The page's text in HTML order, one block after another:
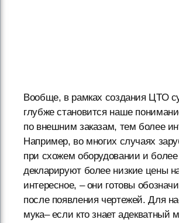
Вообще, в рамках создания ЦТО
глубже становится наше
по внешним заказам, тем более
Например, во многих случаях
при схожем оборудовании и
декларируют более низкие цены
интересное, – они готовы
после появления чертежей. Для
мука– если кто знает адекватный